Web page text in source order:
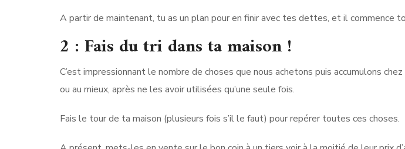
A partir de maintenant, tu as un plan pour en finir avec tes dettes, et il commence
2 : Fais du tri dans ta maison !
C’est impressionnant le nombre de choses que nous achetons puis accumulons
ou au mieux, après ne les avoir utilisées qu’une seule fois.
Fais le tour de ta maison (plusieurs fois s’il le faut) pour repérer toutes ces choses.